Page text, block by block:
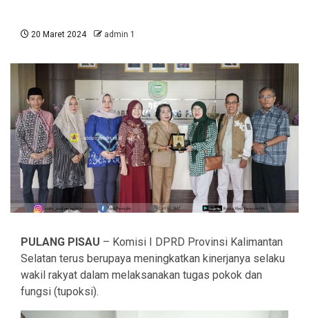
20 Maret 2024 admin 1
PULANG PISAU – Komisi I DPRD Provinsi Kalimantan
Selatan terus berupaya meningkatkan kinerjanya selaku
wakil rakyat dalam melaksanakan tugas pokok dan
fungsi (tupoksi).